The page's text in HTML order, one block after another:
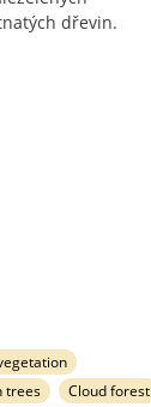
dřevin.
trees
Cloud forest